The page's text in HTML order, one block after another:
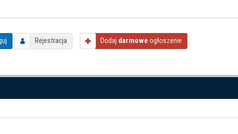
Rejestracja Dodaj darmowe ogłoszenie